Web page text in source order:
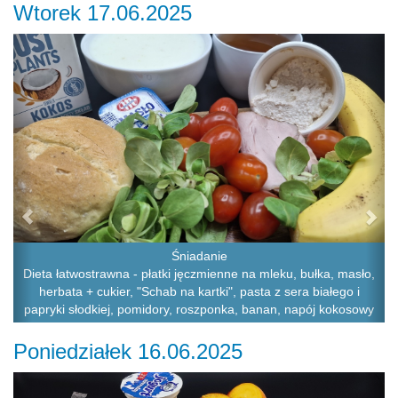
Wtorek 17.06.2025
Śniadanie
Dieta łatwostrawna - płatki jęczmienne na mleku, bułka, masło,
herbata + cukier, "Schab na kartki", pasta z sera białego i
papryki słodkiej, pomidory, roszponka, banan, napój kokosowy
Previous
Poniedziałek 16.06.2025